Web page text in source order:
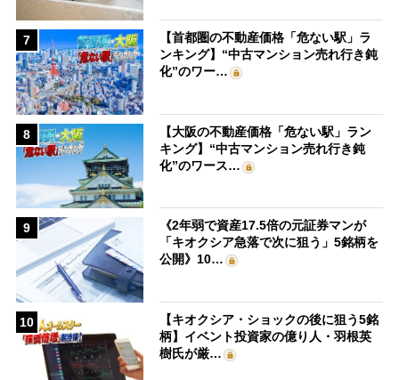
7
【首都圏の不動産価格「危ない駅」ラ
ンキング】“中古マンション売れ行き鈍
化”のワー…
8
【大阪の不動産価格「危ない駅」ラン
キング】“中古マンション売れ行き鈍
化”のワース…
9
《2年弱で資産17.5倍の元証券マンが
「キオクシア急落で次に狙う」5銘柄を
公開》10…
10
【キオクシア・ショックの後に狙う5銘
柄】イベント投資家の億り人・羽根英
樹氏が厳…